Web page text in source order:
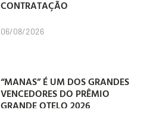
CONTRATAÇÃO
06/08/2026
“MANAS” É UM DOS GRANDES
VENCEDORES DO PRÊMIO
GRANDE OTELO 2026